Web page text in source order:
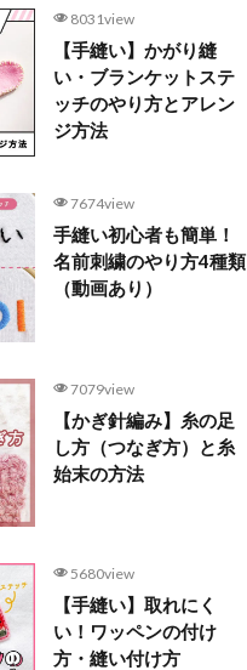
8031view
【手縫い】かがり縫
い・ブランケットステ
ッチのやり方とアレン
ジ方法
7674view
手縫い初心者も簡単！
名前刺繍のやり方4種類
（動画あり）
7079view
【かぎ針編み】糸の足
し方（つなぎ方）と糸
始末の方法
5680view
【手縫い】取れにく
い！ワッペンの付け
方・縫い付け方